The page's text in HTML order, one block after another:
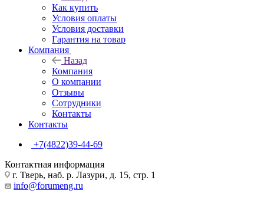
Как купить
Условия оплаты
Условия доставки
Гарантия на товар
Компания
Назад
Компания
О компании
Отзывы
Сотрудники
Контакты
Контакты
+7(4822)39-44-69
Контактная информация
г. Тверь, наб. р. Лазури, д. 15, стр. 1
info@forumeng.ru